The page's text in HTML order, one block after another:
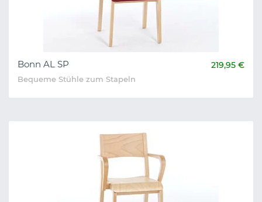
Bonn AL SP 219,95 €
Bequeme Stühle zum Stapeln